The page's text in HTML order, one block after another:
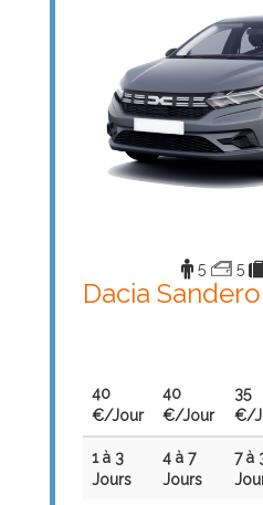
5 5
Dacia
40
€/Jour
40
€/Jour
35
€/
1 à 3
Jours
4 à 7
Jours
7 à